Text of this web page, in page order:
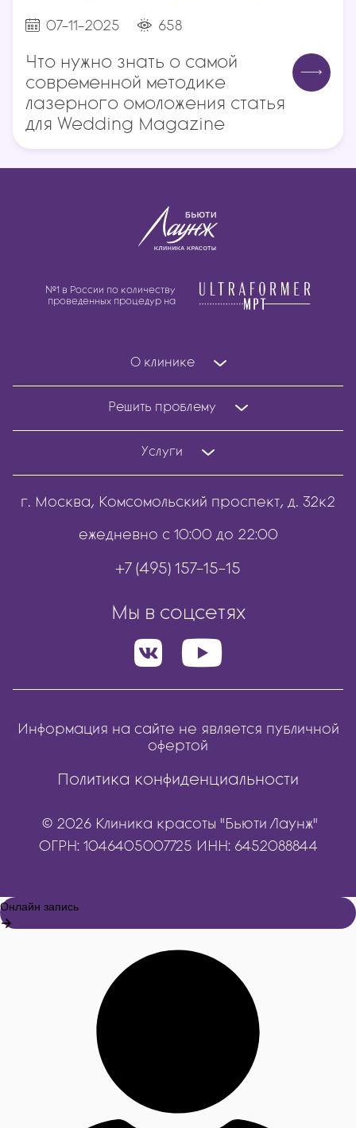
07-11-2025 658
Что нужно знать о самой
современной методике
лазерного омоложения статья
для Wedding Magazine
№1 в России по количеству
проведенных процедур на
О клинике
Решить проблему
Услуги
г. Москва, Комсомольский проспект, д. 32к2
ежедневно с 10:00 до 22:00
+7 (495) 157-15-15
Мы в соцсетях
Информация на сайте не является публичной
офертой
Политика конфиденциальности
© 2026 Клиника красоты "Бьюти Лаунж"
ОГРН: 1046405007725 ИНН: 6452088844